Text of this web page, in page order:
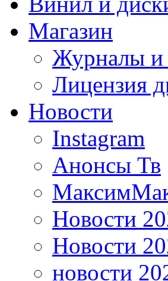
Магазин
Журналы и
Лицензия
Новости
Instagram
Анонсы Тв
Новости
Новости
новости